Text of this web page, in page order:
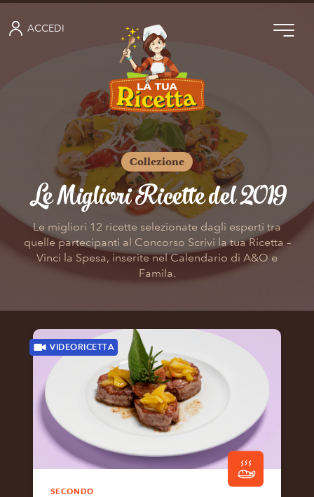
ACCEDI
Collezione
Le Migliori Ricette del 2019
Le migliori 12 ricette selezionate dagli esperti tra
quelle partecipanti al Concorso Scrivi la tua Ricetta –
Vinci la Spesa, inserite nel Calendario di A&O e
Famila.
VIDEORICETTA
SECONDO